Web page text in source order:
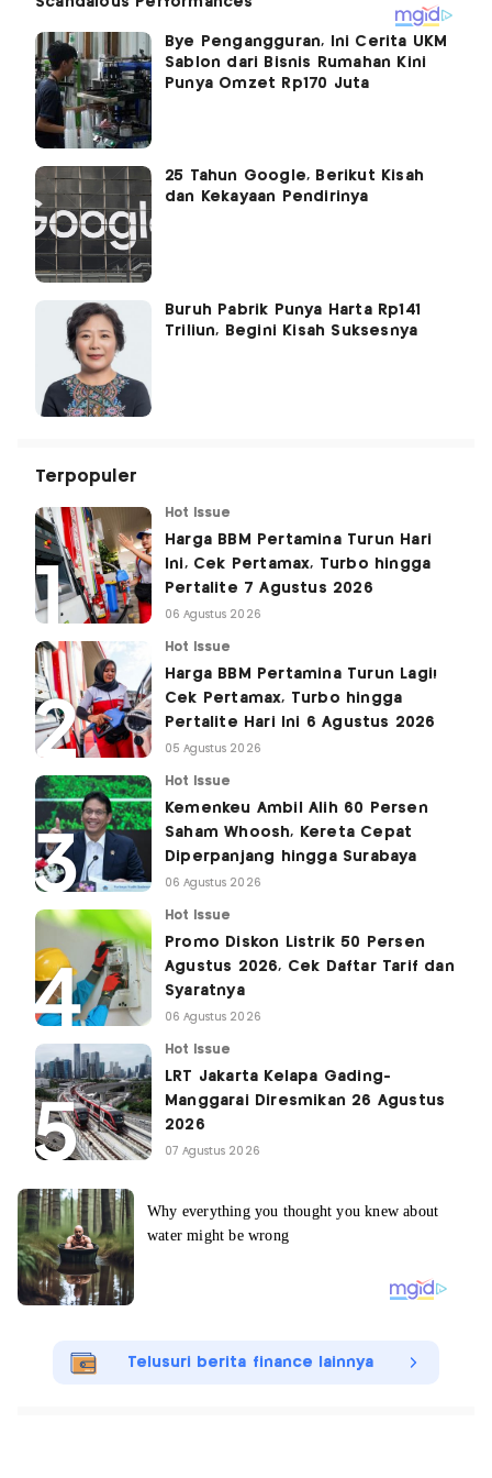
Bye Pengangguran, Ini Cerita UKM
Sablon dari Bisnis Rumahan Kini
Punya Omzet Rp170 Juta
25 Tahun Google, Berikut Kisah
dan Kekayaan Pendirinya
Buruh Pabrik Punya Harta Rp141
Triliun, Begini Kisah Suksesnya
Terpopuler
Hot Issue
Harga BBM Pertamina Turun Hari
Ini, Cek Pertamax, Turbo hingga
Pertalite 7 Agustus 2026
06 Agustus 2026
Hot Issue
Harga BBM Pertamina Turun Lagi!
Cek Pertamax, Turbo hingga
Pertalite Hari Ini 6 Agustus 2026
05 Agustus 2026
Hot Issue
Kemenkeu Ambil Alih 60 Persen
Saham Whoosh, Kereta Cepat
Diperpanjang hingga Surabaya
06 Agustus 2026
Hot Issue
Promo Diskon Listrik 50 Persen
Agustus 2026, Cek Daftar Tarif dan
Syaratnya
06 Agustus 2026
Hot Issue
LRT Jakarta Kelapa Gading-
Manggarai Diresmikan 26 Agustus
2026
07 Agustus 2026
Telusuri berita finance lainnya